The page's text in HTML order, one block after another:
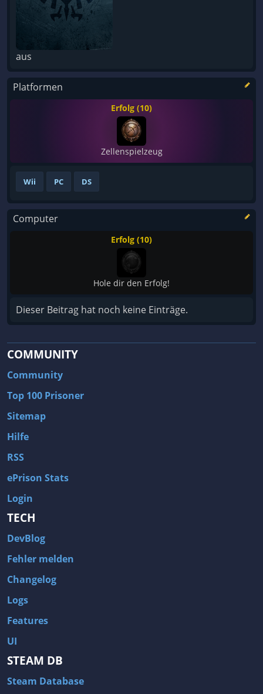
aus
Platformen
Erfolg (10)
Zellenspielzeug
Wii PC DS
Computer
Erfolg (10)
Hole dir den Erfolg!
Dieser Beitrag hat noch keine Einträge.
COMMUNITY
Community
Top 100 Prisoner
Sitemap
Hilfe
RSS
ePrison Stats
Login
TECH
DevBlog
Fehler melden
Changelog
Logs
Features
UI
STEAM DB
Steam Database